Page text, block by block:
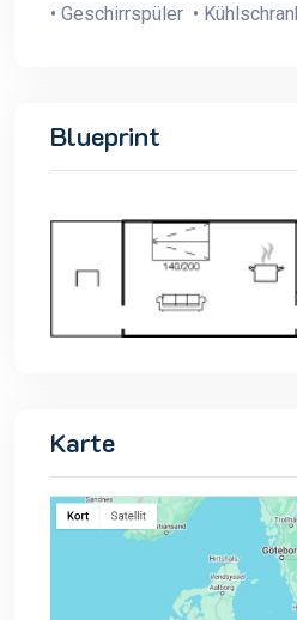
• Geschirrspüler •
Blueprint
Karte